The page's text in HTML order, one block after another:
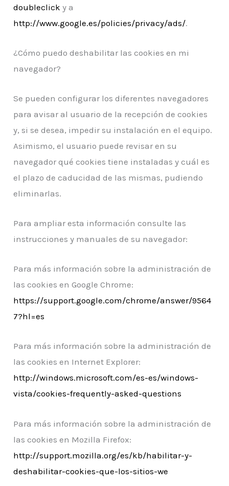
doubleclick y a
http://www.google.es/policies/privacy/ads/.
¿Cómo puedo deshabilitar las cookies en mi
navegador?
Se pueden configurar los diferentes navegadores
para avisar al usuario de la recepción de cookies
y, si se desea, impedir su instalación en el equipo.
Asimismo, el usuario puede revisar en su
navegador qué cookies tiene instaladas y cuál es
el plazo de caducidad de las mismas, pudiendo
eliminarlas.
Para ampliar esta información consulte las
instrucciones y manuales de su navegador:
Para más información sobre la administración de
las cookies en Google Chrome:
https://support.google.com/chrome/answer/9564
7?hl=es
Para más información sobre la administración de
las cookies en Internet Explorer:
http://windows.microsoft.com/es-es/windows-
vista/cookies-frequently-asked-questions
Para más información sobre la administración de
las cookies en Mozilla Firefox:
http://support.mozilla.org/es/kb/habilitar-y-
deshabilitar-cookies-que-los-sitios-we